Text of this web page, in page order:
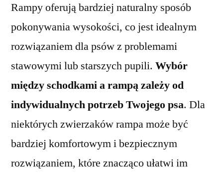
Rampy oferują bardziej naturalny sposób
pokonywania wysokości, co jest idealnym
rozwiązaniem dla psów z problemami
stawowymi lub starszych pupili. Wybór
między schodkami a rampą zależy od
indywidualnych potrzeb Twojego psa. Dla
niektórych zwierzaków rampa może być
bardziej komfortowym i bezpiecznym
rozwiązaniem, które znacząco ułatwi im